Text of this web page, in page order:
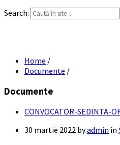
Search:
Home /
Documente /
Documente
CONVOCATOR-SEDINTA-
30 martie 2022 byadmin in